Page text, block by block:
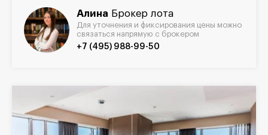
Алина Брокер лота
Для уточнения и фиксирования цены можно
связаться напрямую с брокером
+7 (495) 988-99-50